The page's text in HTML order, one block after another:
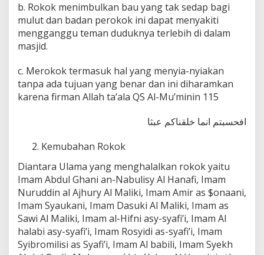
b. Rokok menimbulkan bau yang tak sedap bagi
mulut dan badan perokok ini dapat menyakiti
mengganggu teman duduknya terlebih di dalam
masjid.
c. Merokok termasuk hal yang menyia-nyiakan
tanpa ada tujuan yang benar dan ini diharamkan
karena firman Allah ta’ala QS Al-Mu’minin 115
افحسبتم انما خلقناكم عبثا
Kemubahan Rokok
Diantara Ulama yang menghalalkan rokok yaitu
Imam Abdul Ghani an-Nabulisy Al Hanafi, Imam
Nuruddin al Ajhury Al Maliki, Imam Amir as $onaani,
Imam Syaukani, Imam Dasuki Al Maliki, Imam as
Sawi Al Maliki, Imam al-Hifni asy-syafi’i, Imam Al
halabi asy-syafi’i, Imam Rosyidi as-syafi’i, Imam
Syibromilisi as Syafi’i, Imam Al babili, Imam Syekh